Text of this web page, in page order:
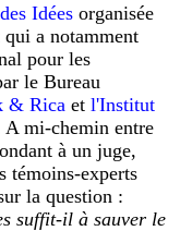
Idées organisée
a notamment
pour les
le Bureau
& Rica etl'Institut
A mi-chemin entre
à un juge,
témoins-experts
la question :
suffit-il à sauver le